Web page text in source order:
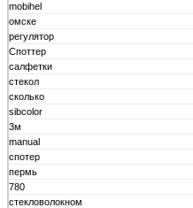
mobihel
омске
регулятор
Споттер
салфетки
стекол
сколько
sibcolor
3м
manual
спотер
пермь
780
стекловолокном